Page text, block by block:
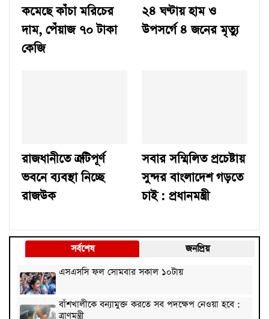
কমেছে কাঁচা মরিচের
দাম, পেঁয়াজ ৭০ টাকা
কেজি
২৪ ঘণ্টায় হাম ও
উপসর্গে ৪ জনের মৃত্যু
রাজধানীতে ত্রুটিপূর্ণ
ভবনে ব্যবস্থা নিচ্ছে
রাজউক
সবার সম্মিলিত প্রচেষ্টায়
সুন্দর বাংলাদেশ গড়তে
চাই : প্রধানমন্ত্রী
সর্বশেষ
জনপ্রিয়
এসএসসি ফল সোমবার সকাল ১০টায়
বাঁশখালীকে বন্যামুক্ত করতে সব পদক্ষেপ নেওয়া হবে :
ত্রাণমন্ত্রী